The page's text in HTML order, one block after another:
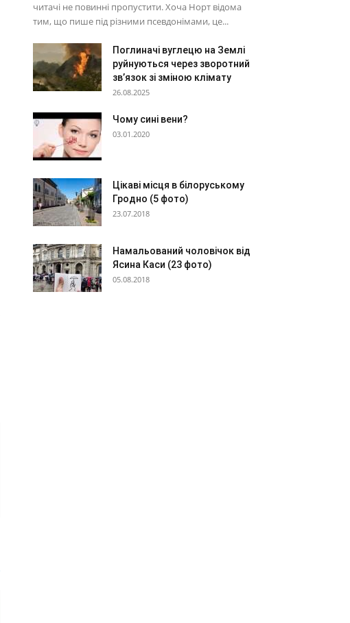
читачі не повинні пропустити. Хоча Норт відома
тим, що пише під різними псевдонімами, це...
Поглиначі вуглецю на Землі
руйнуються через зворотний
зв’язок зі зміною клімату
26.08.2025
Чому сині вени?
03.01.2020
Цікаві місця в білоруському
Гродно (5 фото)
23.07.2018
Намальований чоловічок від
Ясина Каси (23 фото)
05.08.2018